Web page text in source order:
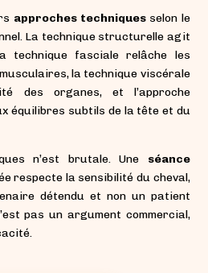
approches techniquesselon le
La technique structurelle agit
technique fasciale relâche les
la technique viscérale
des organes, et l’approche
équilibres subtils de la tête et du
n’est brutale. Une séance
respecte la sensibilité du cheval,
détendu et non un patient
pas un argument commercial,